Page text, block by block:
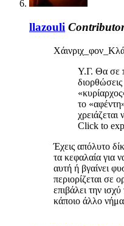
llazouli
Υ.Γ. Θα σε
το
χρειάζεται
Click to
Έχεις απόλυτο
τα κεφαλαία για
αυτή ή βγαίνει
περιορίζεται σε
επιβάλει την
κάποιο άλλο